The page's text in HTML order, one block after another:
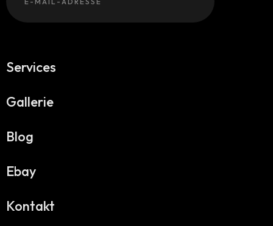
Services
Gallerie
Blog
Ebay
Kontakt